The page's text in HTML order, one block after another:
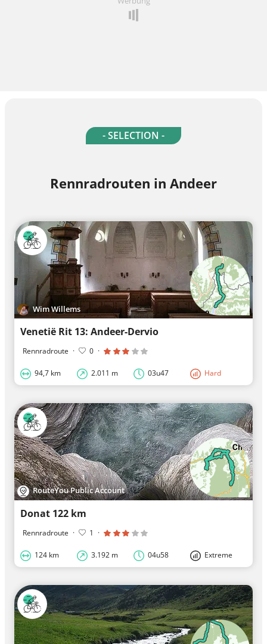
- SELECTION -
Rennradrouten in Andeer
Wim Willems
Venetië Rit 13: Andeer-Dervio
Rennradroute · 0 ·
94,7 km 2.011 m 03u47 Hard
RouteYou Public Account
Donat 122 km
Rennradroute · 1 ·
124 km 3.192 m 04u58 Extreme